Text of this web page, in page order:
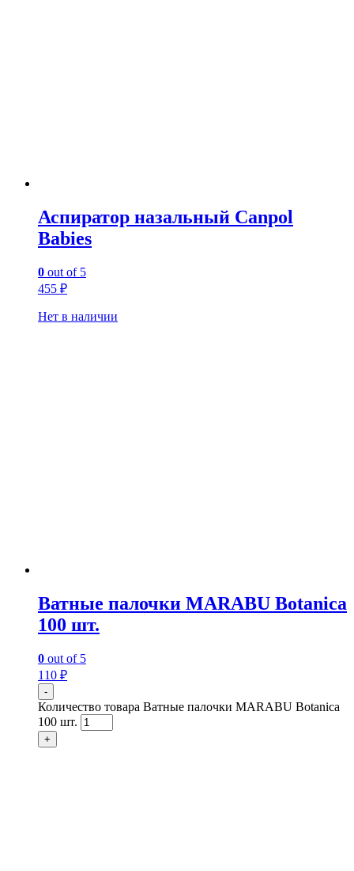
Аспиратор назальный Canpol
Babies
0 out of 5
455 ₽
Нет в наличии
Ватные палочки MARABU Botanica
100 шт.
0 out of 5
110 ₽
-
Количество товара Ватные палочки MARABU Botanica
100 шт.
+